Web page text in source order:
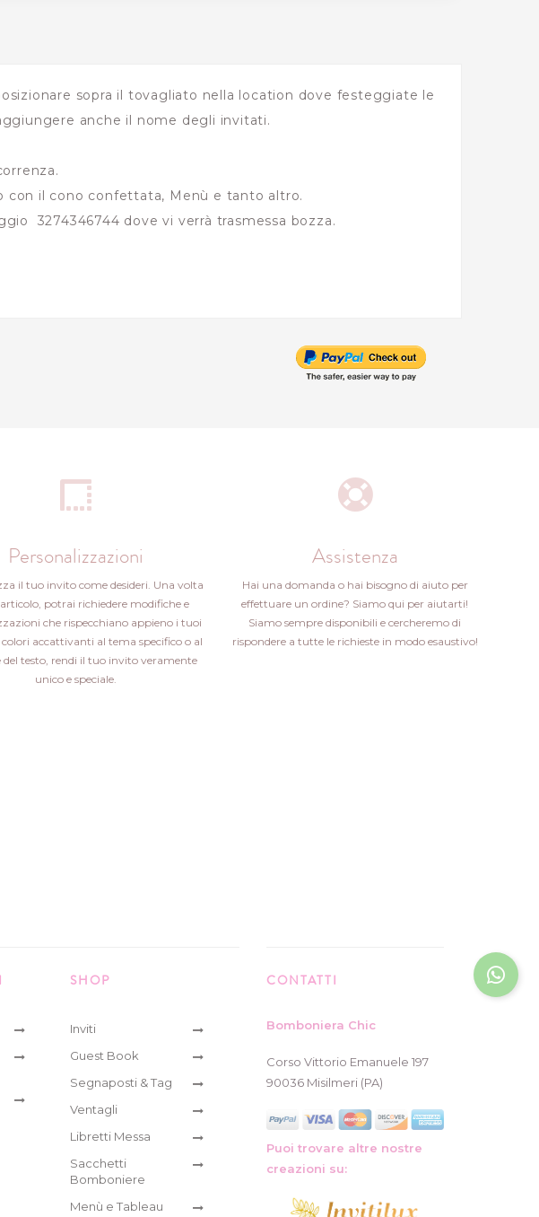
sopra il tovagliato nella location dove festeggiate le
anche il nome degli invitati.
con il cono confettata, Menù e tanto altro.
3274346744 dove vi verrà trasmessa bozza.
Personalizzazioni
il tuo invito come desideri. Una volta
potrai richiedere modifiche e
che rispecchiano appieno i tuoi
accattivanti al tema specifico o al
del testo, rendi il tuo invito veramente
unico e speciale.
Assistenza
Hai una domanda o hai bisogno di aiuto per
effettuare un ordine? Siamo qui per aiutarti!
Siamo sempre disponibili e cercheremo di
rispondere a tutte le richieste in modo esaustivo!
SHOP
Inviti
Guest Book
Segnaposti & Tag
Ventagli
Libretti Messa
Sacchetti
Bomboniere
Menù e Tableau
CONTATTI
Bomboniera Chic
Corso Vittorio Emanuele 197
90036 Misilmeri (PA)
Puoi trovare altre nostre
creazioni su: